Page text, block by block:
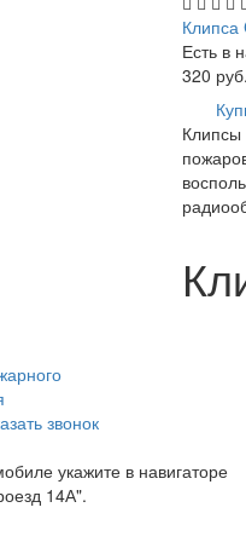
Клипса
Есть в
320
Клипсы
звонок
укажите в навигаторе
14А".